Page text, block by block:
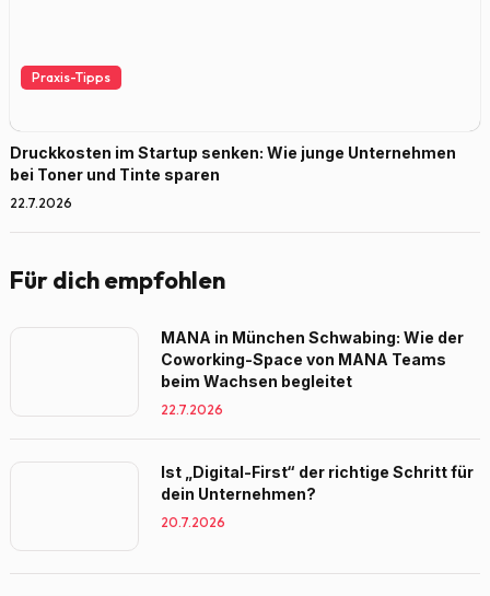
Praxis-Tipps
Druckkosten im Startup senken: Wie junge Unternehmen
bei Toner und Tinte sparen
22.7.2026
Für dich empfohlen
MANA in München Schwabing: Wie der
Coworking-Space von MANA Teams
beim Wachsen begleitet
22.7.2026
Ist „Digital-First“ der richtige Schritt für
dein Unternehmen?
20.7.2026